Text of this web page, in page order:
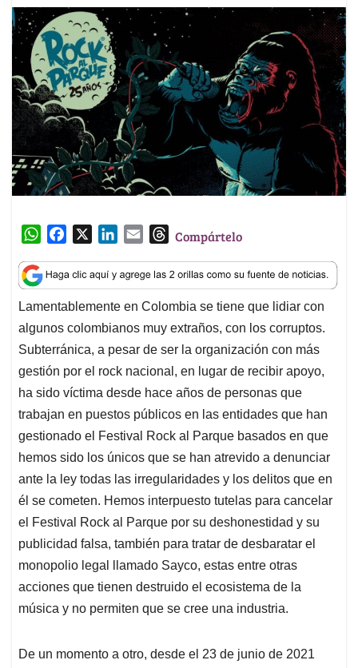
W
a
t
s
A
p
p
c
e
b
o
o
k
n
k
e
d
I
n
a
i
l
T
r
e
a
d
s
Compártelo
Lamentablemente en Colombia se tiene que lidiar con
algunos colombianos muy extraños, con los corruptos.
Subterránica, a pesar de ser la organización con más
gestión por el rock nacional, en lugar de recibir apoyo,
ha sido víctima desde hace años de personas que
trabajan en puestos públicos en las entidades que han
gestionado el Festival Rock al Parque basados en que
hemos sido los únicos que se han atrevido a denunciar
ante la ley todas las irregularidades y los delitos que en
él se cometen. Hemos interpuesto tutelas para cancelar
el Festival Rock al Parque por su deshonestidad y su
publicidad falsa, también para tratar de desbaratar el
monopolio legal llamado Sayco, estas entre otras
acciones que tienen destruido el ecosistema de la
música y no permiten que se cree una industria.
De un momento a otro, desde el 23 de junio de 2021